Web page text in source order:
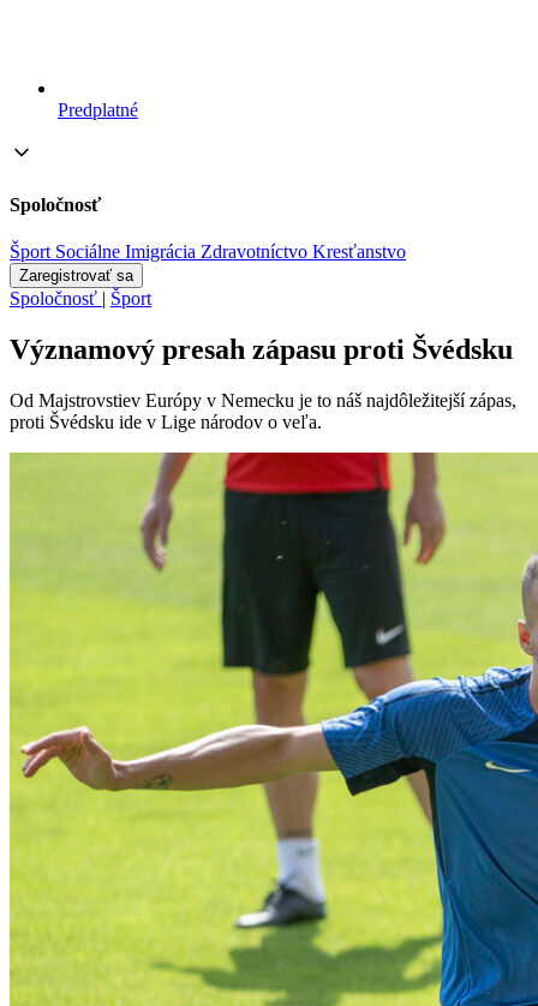
Predplatné
Spoločnosť
Šport Sociálne Imigrácia Zdravotníctvo Kresťanstvo
Zaregistrovať sa
Spoločnosť | Šport
Významový presah zápasu proti Švédsku
Od Majstrovstiev Európy v Nemecku je to náš najdôležitejší zápas,
proti Švédsku ide v Lige národov o veľa.